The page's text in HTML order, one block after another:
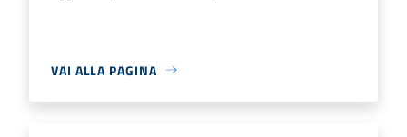
VAI ALLA PAGINA